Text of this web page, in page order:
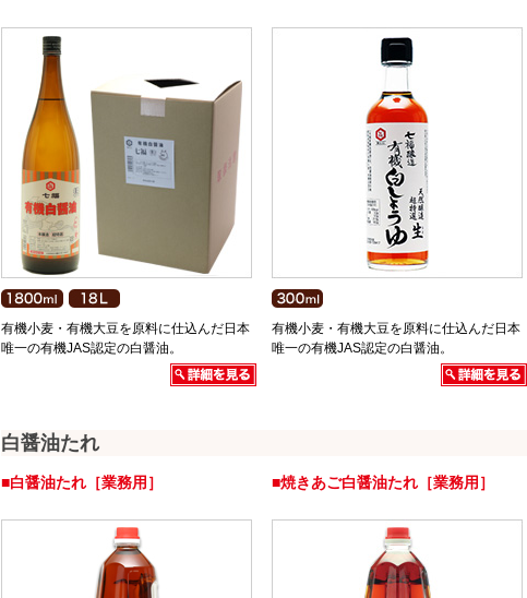
有機小麦・有機大豆を原料に仕込んだ日本
唯一の有機JAS認定の白醤油。
有機小麦・有機大豆を原料に仕込んだ日本
唯一の有機JAS認定の白醤油。
白醤油たれ
■白醤油たれ［業務用］ ■焼きあご白醤油たれ［業務用］